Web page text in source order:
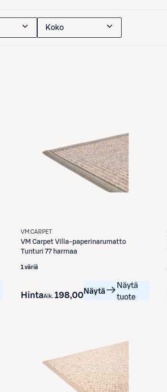
Koko
VM CARPET
VM Carpet Villa-paperinarumatto
Tunturi 77 harmaa
1 väriä
HintaAlk. 198,00 €Näytä
Näytä
tuote